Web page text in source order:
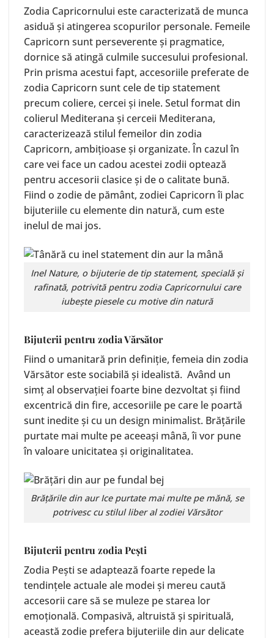
Zodia Capricornului este caracterizată de munca
asiduă și atingerea scopurilor personale. Femeile
Capricorn sunt perseverente și pragmatice,
dornice să atingă culmile succesului profesional.
Prin prisma acestui fapt, accesoriile preferate de
zodia Capricorn sunt cele de tip statement
precum coliere, cercei și inele. Setul format din
colierul Mediterana și cerceii Mediterana,
caracterizează stilul femeilor din zodia
Capricorn, ambițioase și organizate. În cazul în
care vei face un cadou acestei zodii optează
pentru accesorii clasice și de o calitate bună.
Fiind o zodie de pământ, zodiei Capricorn îi plac
bijuteriile cu elemente din natură, cum este
inelul de mai jos.
InelNature, o bijuterie de tip statement, specială și
rafinată, potrivită pentru zodia Capricornului care
iubește piesele cu motive din natură
Bijuterii pentru zodia Vărsător
Fiind o umanitară prin definiție, femeia din zodia
Vărsător este sociabilă și idealistă. Având un
simț al observației foarte bine dezvoltat și fiind
excentrică din fire, accesoriile pe care le poartă
sunt inedite și cu un design minimalist. Brățările
purtate mai multe pe aceeași mână, îi vor pune
în valoare unicitatea și originalitatea.
Brățările din aurIcepurtate mai multe pe mănă, se
potrivesc cu stilul liber al zodiei Vărsător
Bijuterii pentru zodia Pești
Zodia Pești se adaptează foarte repede la
tendințele actuale ale modei și mereu caută
accesorii care să se muleze pe starea lor
emoțională. Compasivă, altruistă și spirituală,
această zodie prefera bijuteriile din aur delicate